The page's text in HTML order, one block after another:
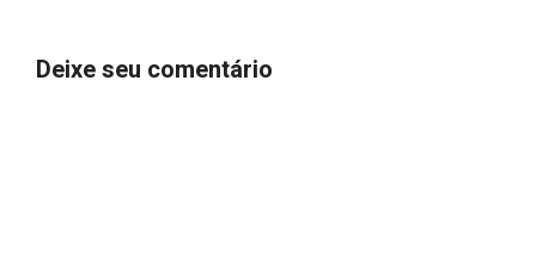
Deixe seu comentário